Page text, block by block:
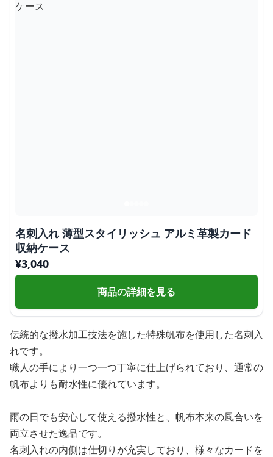
名刺入れ 薄型スタイリッシュ アルミ革製カード
収納ケース
¥3,040
商品の詳細を見る
伝統的な撥水加工技法を施した特殊帆布を使用した名刺入
れです。
職人の手により一つ一つ丁寧に仕上げられており、通常の
帆布よりも耐水性に優れています。
雨の日でも安心して使える撥水性と、帆布本来の風合いを
両立させた逸品です。
名刺入れの内側は仕切りが充実しており、様々なカードを